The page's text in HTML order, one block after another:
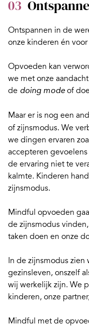
03
Ontspannen in de
onze kinderen én voor
Opvoeden kan
we met onze
de doing modeof
Maar er is nog een
of zijnsmodus. We
we dingen ervaren
accepteren
de ervaring niet te
kalmte. Kinderen
zijnsmodus.
Mindful opvoeden
de zijnsmodus
taken doen en onze
In de zijnsmodus zien
gezinsleven, onszelf
wij werkelijk zijn. We
kinderen, onze
Mindful met de